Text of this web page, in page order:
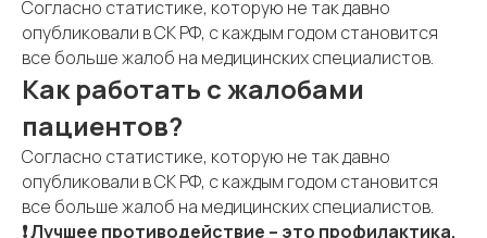
Согласно статистике, которую не так давно
опубликовали в СК РФ, с каждым годом становится
все больше жалоб на медицинских специалистов.
Как работать с жалобами
пациентов?
Согласно статистике, которую не так давно
опубликовали в СК РФ, с каждым годом становится
все больше жалоб на медицинских специалистов.
❗️ Лучшее противодействие – это профилактика.